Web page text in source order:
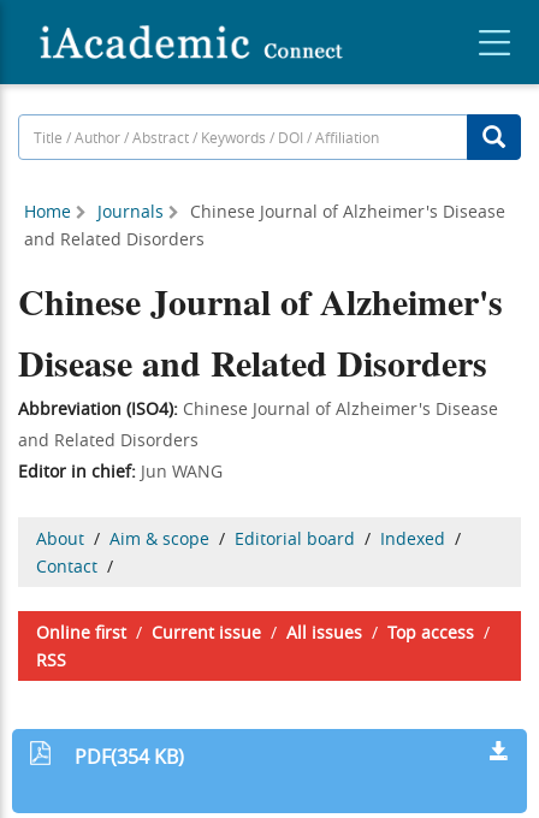
Home Journals
Chinese Journal of Alzheimer's Disease
and Related Disorders
Chinese Journal of Alzheimer's
Disease and Related Disorders
Abbreviation (ISO4): Chinese Journal of Alzheimer's Disease
and Related Disorders
Editor in chief: Jun WANG
About / Aim & scope / Editorial board / Indexed /
Contact /
Online first/ Current issue / All issues / Top access /
RSS
PDF(354 KB)